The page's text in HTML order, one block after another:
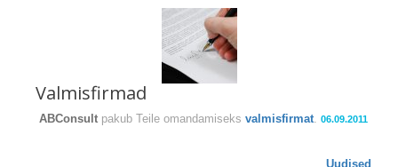
Valmisfirmad
ABConsult pakub Teile omandamiseks valmisfirmat 06.09.2011
Uudised